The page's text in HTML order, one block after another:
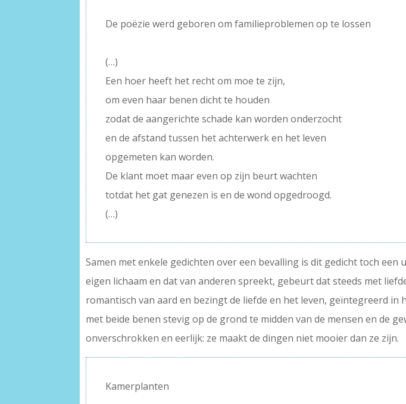
De poëzie werd geboren om familieproblemen op te lossen
(…)
Een hoer heeft het recht om moe te zijn,
om even haar benen dicht te houden
zodat de aangerichte schade kan worden onderzocht
en de afstand tussen het achterwerk en het leven
opgemeten kan worden.
De klant moet maar even op zijn beurt wachten
totdat het gat genezen is en de wond opgedroogd.
(…)
Samen met enkele gedichten over een bevalling is dit gedicht toch
eigen lichaam en dat van anderen spreekt, gebeurt dat steeds met
romantisch van aard en bezingt de liefde en het leven, geïntegreerd
met beide benen stevig op de grond te midden van de mensen en de
onverschrokken en eerlijk: ze maakt de dingen niet mooier dan ze zijn.
Kamerplanten